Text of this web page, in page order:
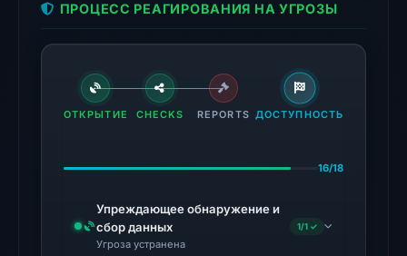
VirusTotal
the
domain
18,
at
18:45
ПРОЦЕСС РЕАГИРОВАНИЯ НА УГРОЗЫ
ОТКРЫТИЕ CHECKS REPORTS ДОСТУПНОСТЬ
16/18
Упреждающее обнаружение и
сбор данных
Угроза устранена
1/1 ✓